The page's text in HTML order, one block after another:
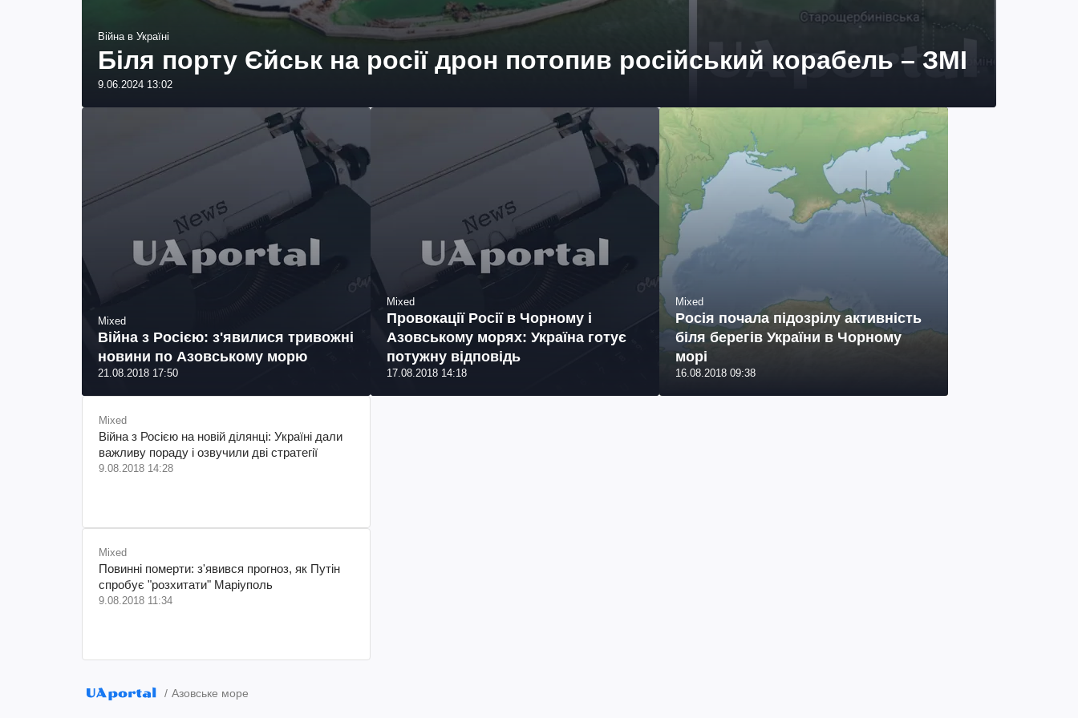
Війна в Україні
Біля порту Єйськ на росії дрон потопив російський корабель – ЗМІ
9.06.2024 13:02
Mixed
Війна з Росією: з'явилися тривожні
новини по Азовському морю
21.08.2018 17:50
Mixed
Провокації Росії в Чорному і
Азовському морях: Україна готує
потужну відповідь
17.08.2018 14:18
Mixed
Росія почала підозрілу активність
біля берегів України в Чорному
морі
16.08.2018 09:38
Mixed
Війна з Росією на новій ділянці: Україні дали
важливу пораду і озвучили дві стратегії
9.08.2018 14:28
Mixed
Повинні померти: з'явився прогноз, як Путін
спробує "розхитати" Маріуполь
9.08.2018 11:34
Азовське море